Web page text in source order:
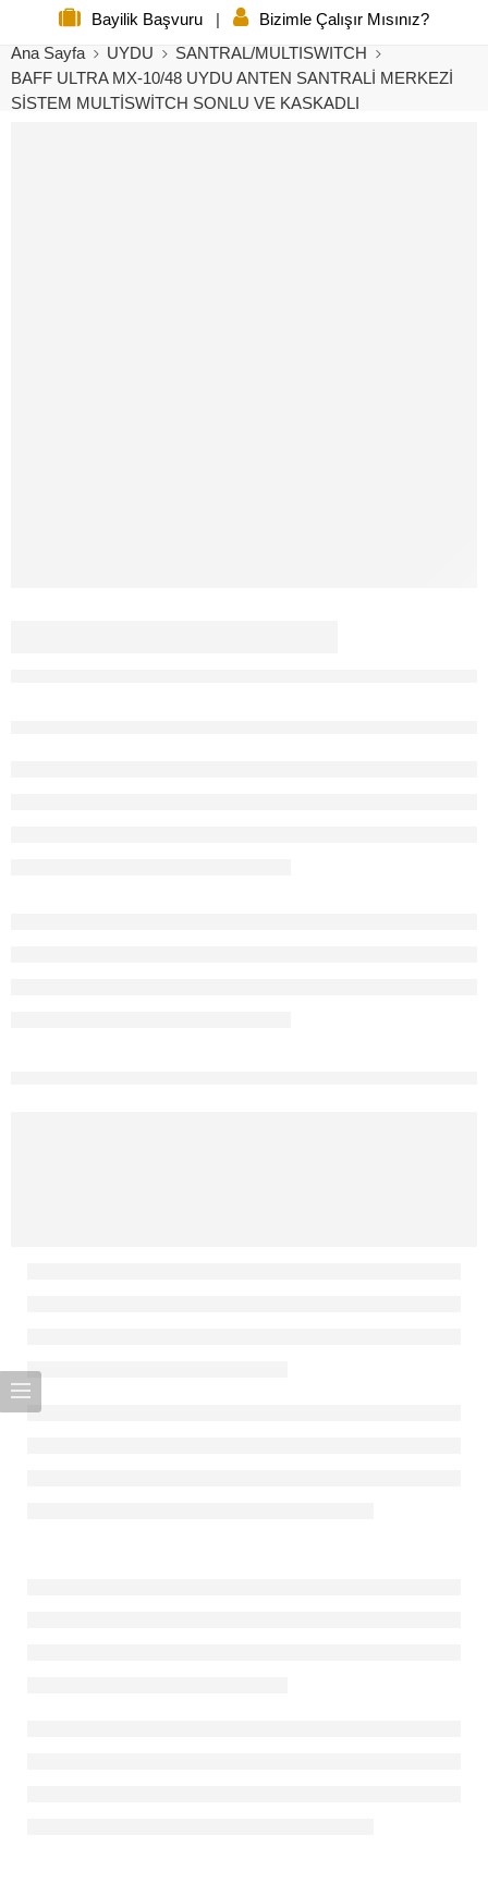
Bayilik Başvuru
Bizimle Çalışır Mısınız?
Ana Sayfa
UYDU
SANTRAL/MULTISWITCH
BAFF ULTRA MX-10/48 UYDU ANTEN SANTRALİ MERKEZİ
SİSTEM MULTİSWİTCH SONLU VE KASKADLI